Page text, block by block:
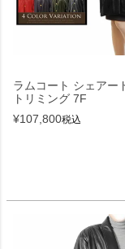
ラムコート シェアー
トリミング 7F
¥107,800税込